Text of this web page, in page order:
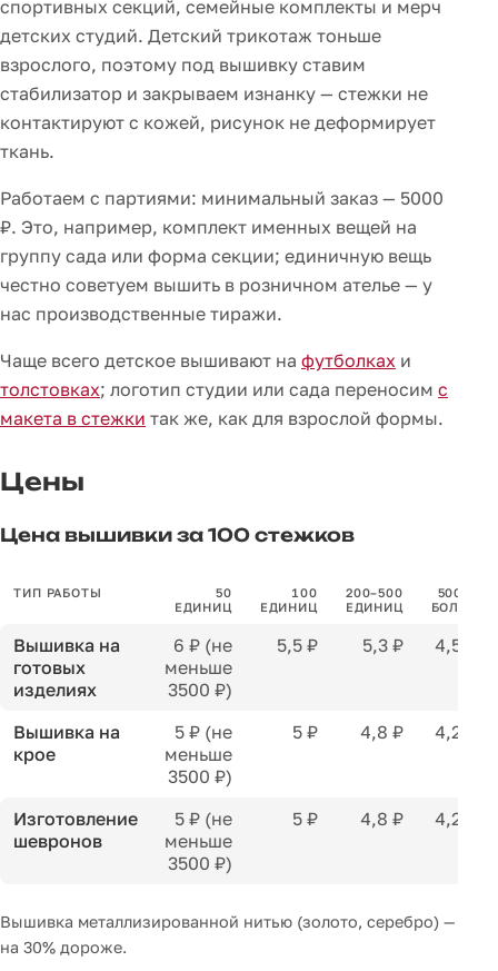
спортивных секций, семейные комплекты и мерч
детских студий. Детский трикотаж тоньше
взрослого, поэтому под вышивку ставим
стабилизатор и закрываем изнанку — стежки не
контактируют с кожей, рисунок не деформирует
ткань.
Работаем с партиями: минимальный заказ — 5000
₽. Это, например, комплект именных вещей на
группу сада или форма секции; единичную вещь
честно советуем вышить в розничном ателье — у
нас производственные тиражи.
Чаще всего детское вышивают на футболках и
толстовках; логотип студии или сада переносим с
макета в стежки так же, как для взрослой формы.
Цены
Цена вышивки за 100 стежков
ТИП РАБОТЫ
50
ЕДИНИЦ
100
ЕДИНИЦ
200–500
ЕДИНИЦ
500 И
БОЛЕЕ
Вышивка на
готовых
изделиях
6 ₽ (не
меньше
3500 ₽)
5,5 ₽ 5,3 ₽ 4,5 ₽
Вышивка на
крое
5 ₽ (не
меньше
3500 ₽)
5 ₽ 4,8 ₽ 4,2 ₽
Изготовление
шевронов
5 ₽ (не
меньше
3500 ₽)
5 ₽ 4,8 ₽ 4,2 ₽
Вышивка металлизированной нитью (золото, серебро) —
на 30% дороже.